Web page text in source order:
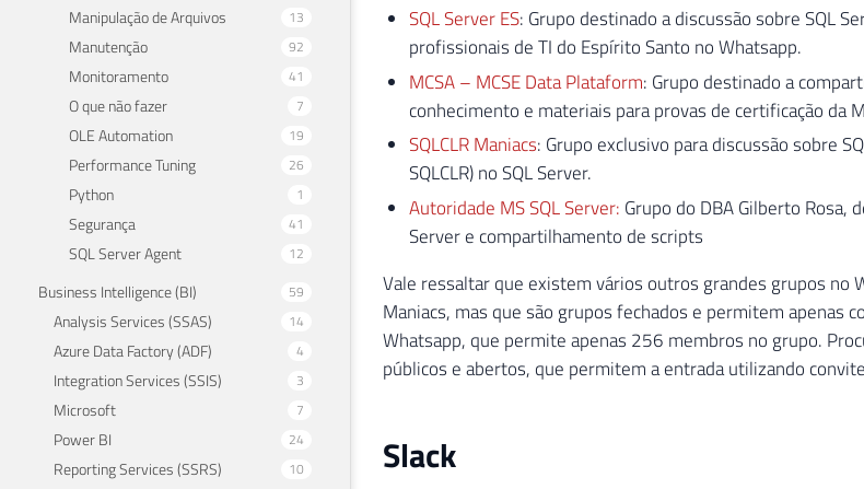
Manipulação de Arquivos 13
Manutenção 92
Monitoramento 41
O que não fazer 7
OLE Automation 19
Performance Tuning 26
Python 1
Segurança 41
SQL Server Agent 12
Business Intelligence (BI) 59
Analysis Services (SSAS) 14
Azure Data Factory (ADF) 4
Integration Services (SSIS) 3
Microsoft 7
Power BI 24
Reporting Services (SSRS) 10
SQL Server ES: Grupo destinado a discussão sobre SQL
profissionais de TI do Espírito Santo no Whatsapp.
MCSA – MCSE Data Plataform: Grupo destinado a
conhecimento e materiais para provas de certificação da
SQLCLR Maniacs: Grupo exclusivo para discussão sobre
SQLCLR) no SQL Server.
Autoridade MS SQL Server: Grupo do DBA Gilberto Rosa,
Server e compartilhamento de scripts
Vale ressaltar que existem vários outros grandes grupos no
Maniacs, mas que são grupos fechados e permitem apenas
Whatsapp, que permite apenas 256 membros no grupo.
públicos e abertos, que permitem a entrada utilizando
Slack